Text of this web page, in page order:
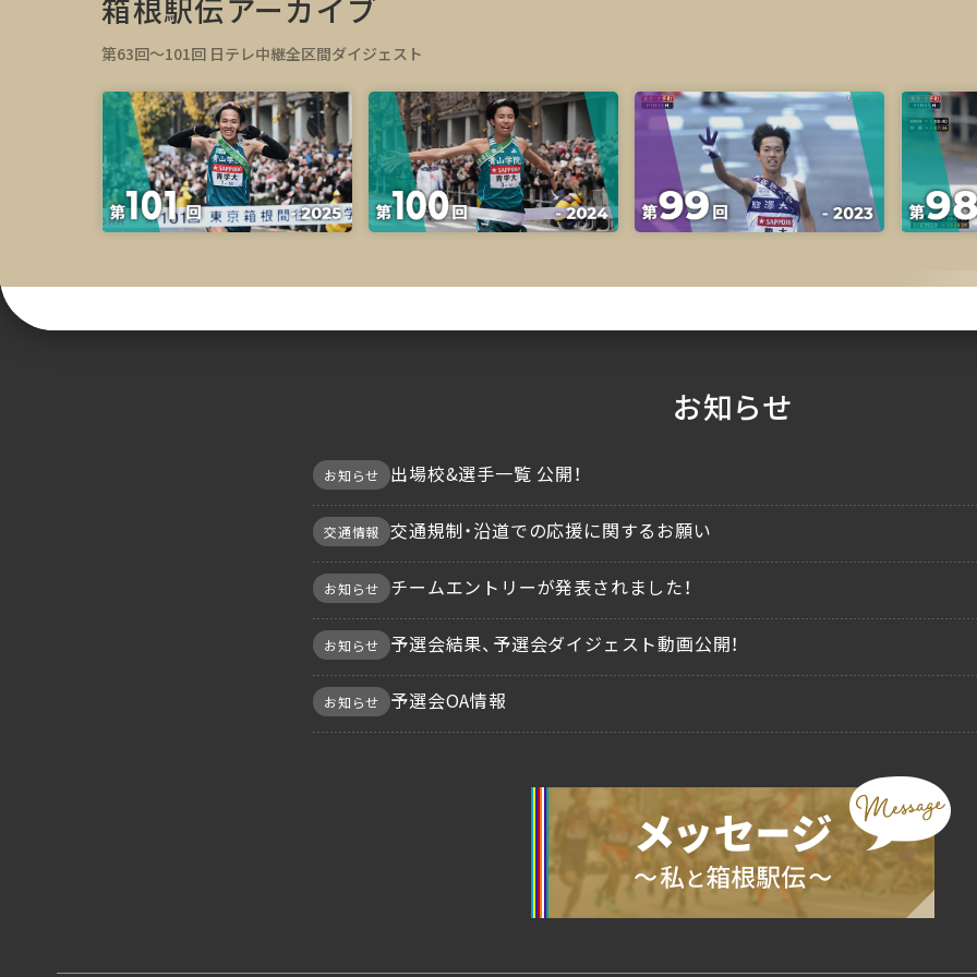
箱根駅伝アーカイブ
第63回～101回 日テレ中継全区間ダイジェスト
お知らせ
お知らせ 出場校&選手一覧 公開！
交通情報 交通規制・沿道での応援に関するお願い
お知らせ チームエントリーが発表されました！
お知らせ 予選会結果、予選会ダイジェスト動画公開！
お知らせ 予選会OA情報